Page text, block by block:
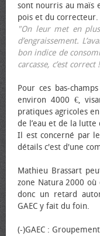
sont nourris au maïs
pois et du correcteur.
"On leur met en
d’engraissement.
bon indice de
carcasse, c’est correct
Pour ces bas-
environ 4000 €,
pratiques agricoles
de l’eau et de la lutte
Il est concerné par
détails c'est d'une
Mathieu Brassart
zone Natura 2000
donc un retard
GAEC y fait du foin.
(-)GAEC :